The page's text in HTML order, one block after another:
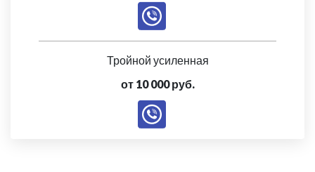
Тройной усиленная
от 10 000 руб.